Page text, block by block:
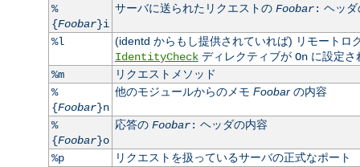
%
{Foobar}i
サーバに送られたリクエストの Foobar: ヘッ
%l
(identd からもし提供されていれば) リモートロ
IdentityCheckディレクティブが Onに設定さ
%m
リクエストメソッド
%
{Foobar}n
他のモジュールからのメモ Foobarの内容
%
{Foobar}o
応答の Foobar: ヘッダの内容
%p
リクエストを扱っているサーバの正式なポート